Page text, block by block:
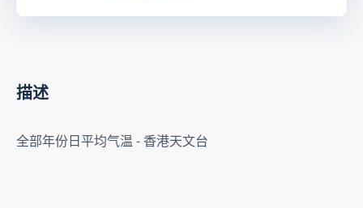
描述
全部年份日平均气温 - 香港天文台